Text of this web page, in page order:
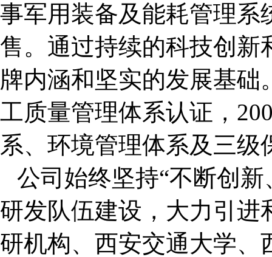
事军用装备及能耗管理系
售。通过持续的科技创新
牌内涵和坚实的发展基础
工质量管理体系认证，
系、环境管理体系及三级
公司始终坚持“不断创
研发队伍建设，大力引进
研机构、西安交通大学、